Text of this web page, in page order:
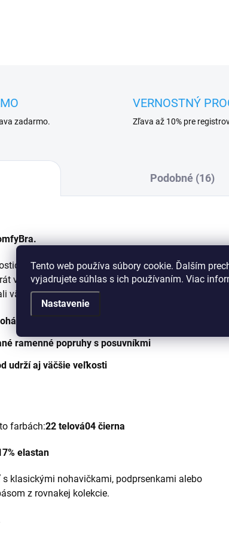
Tento web používa súbory cookie. Ďalším
vyjadrujete súhlas s ich používaním. Viac
Nastavenie
zadarmo.
VERNOSTNÝ
Zľava až 10% pre
Podobné (16)
úzkeho strihu v športovom, ale elegantnom
v kolekciiGingerbread . Navrhnuté tak, aby
väčšie veľkosti poprsia.
ramenné popruhy s posuvníkmi
udrží aj väčšie veľkosti
farbách:22 telová04 čierna
elastan
klasickými nohavičkami, podprsenkami alebo
z rovnakej kolekcie.